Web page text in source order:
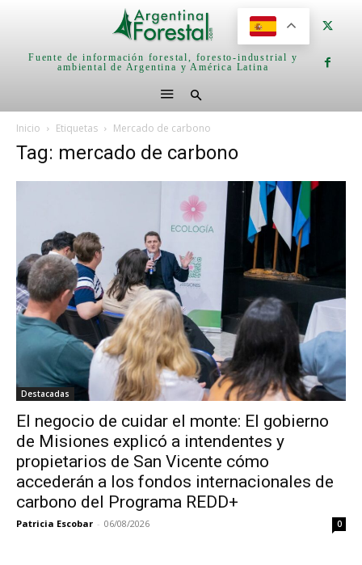
Fuente de información forestal, foresto-industrial y
ambiental de Argentina y América Latina
Inicio Etiquetas Mercado de carbono
Tag: mercado de carbono
Destacadas
El negocio de cuidar el monte: El gobierno
de Misiones explicó a intendentes y
propietarios de San Vicente cómo
accederán a los fondos internacionales de
carbono del Programa REDD+
Patricia Escobar - 06/08/2026 0